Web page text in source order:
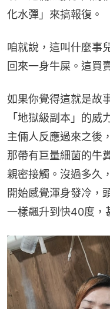
化水彈」來搞報復。
咱就說，這叫什麼事
回來一身牛屎。這買
如果你覺得這就是故
「地獄級副本」的
主倆人反應過來之後
那帶有巨量細菌的牛
親密接觸。沒過多
開始感覺渾身發冷，
一樣飆升到快40度，